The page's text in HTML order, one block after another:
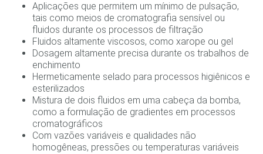
Aplicações que permitem um mínimo de pulsação,
tais como meios de cromatografia sensível ou
fluidos durante os processos de filtração
Fluidos altamente viscosos, como xarope ou gel
Dosagem altamente precisa durante os trabalhos de
enchimento
Hermeticamente selado para processos higiênicos e
esterilizados
Mistura de dois fluidos em uma cabeça da bomba,
como a formulação de gradientes em processos
cromatográficos
Com vazões variáveis e qualidades não
homogêneas, pressões ou temperaturas variáveis